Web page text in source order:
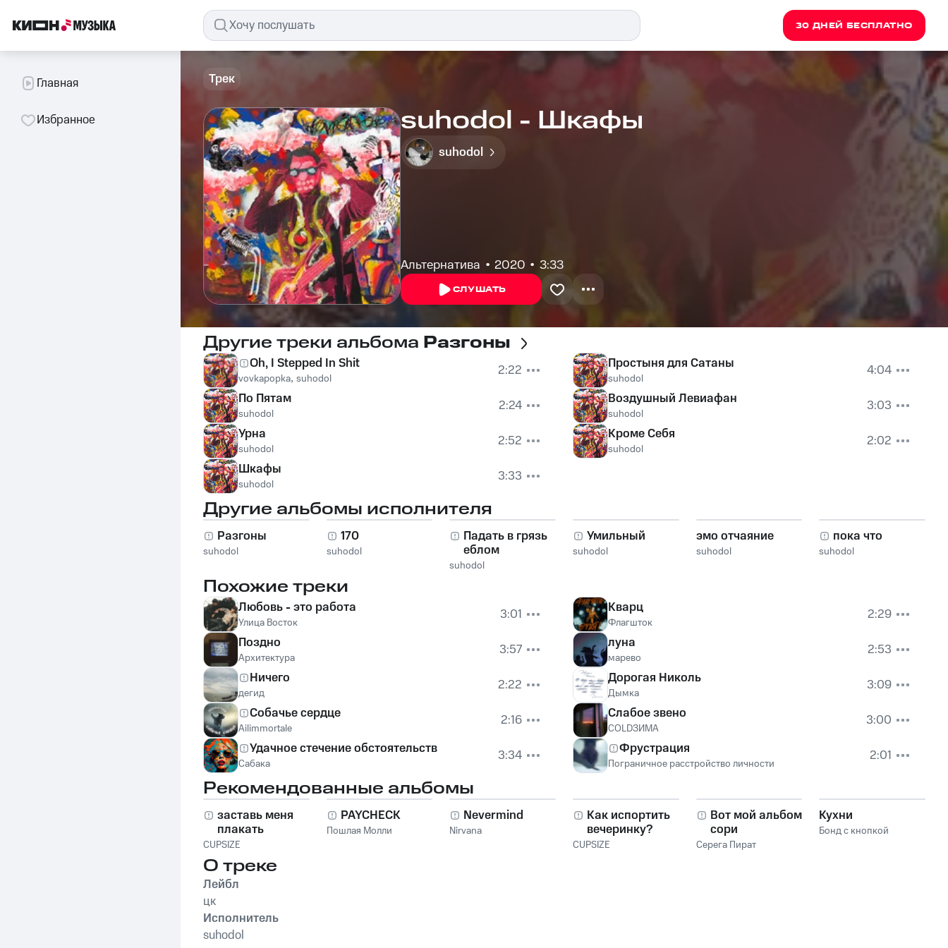
30 ДНЕЙ БЕСПЛАТНО
Главная
Избранное
Трек
suhodol - Шкафы
suhodol
Альтернатива 2020 3:33
СЛУШАТЬ
Другие треки альбома Разгоны
Oh, I Stepped In Shit
vovkapopka, suhodol
2:22
По Пятам
suhodol
2:24
Урна
suhodol
2:52
Шкафы
suhodol 3:33
Простыня для Сатаны
suhodol
4:04
Воздушный Левиафан
suhodol
3:03
Кроме Себя
suhodol 2:02
Другие альбомы исполнителя
Разгоны
suhodol
170
suhodol
Падать в грязь
еблом
suhodol
Умильный
suhodol
эмо отчаяние
suhodol
пока что
suhodol
Похожие треки
Любовь - это работа
Улица Восток
3:01
Поздно
Архитектура
3:57
Ничего
дегид
2:22
Собачье сердце
Ailimmortale
2:16
Удачное стечение обстоятельств
Сабака 3:34
Кварц
Флагшток
2:29
луна
марево
2:53
Дорогая Николь
Дымка
3:09
Слабое звено
COLDЗИМА
3:00
Фрустрация
Пограничное расстройство личности 2:01
Рекомендованные альбомы
заставь меня
плакать
CUPSIZE
PAYCHECK
Пошлая Молли
Nevermind
Nirvana
Как испортить
вечеринку?
CUPSIZE
Вот мой альбом,
сори
Серега Пират
Кухни
Бонд с кнопкой
О треке
Лейбл
цк
Исполнитель
suhodol